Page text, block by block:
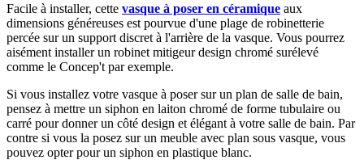
Facile à installer, cette vasque à poser en céramique aux
dimensions généreuses est pourvue d'une plage de robinetterie
percée sur un support discret à l'arrière de la vasque. Vous pourrez
aisément installer un robinet mitigeur design chromé surélevé
comme le Concep't par exemple.
Si vous installez votre vasque à poser sur un plan de salle de bain,
pensez à mettre un siphon en laiton chromé de forme tubulaire ou
carré pour donner un côté design et élégant à votre salle de bain. Par
contre si vous la posez sur un meuble avec plan sous vasque, vous
pouvez opter pour un siphon en plastique blanc.